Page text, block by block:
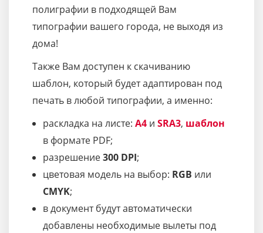
полиграфии в подходящей Вам
типографии вашего города, не выходя из
дома!
Также Вам доступен к скачиванию
шаблон, который будет адаптирован под
печать в любой типографии, а именно:
раскладка на листе: A4 и SRA3, шаблон
в формате PDF;
разрешение300 DPI;
цветовая модель на выбор: RGB или
CMYK;
в документ будут автоматически
добавлены необходимые вылеты под